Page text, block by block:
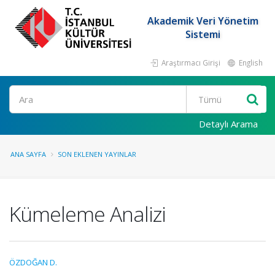
Akademik Veri Yönetim
Sistemi
Araştırmacı Girişi English
Ara
Detaylı Arama
ANA SAYFA SON EKLENEN YAYINLAR
Kümeleme Analizi
ÖZDOĞAN D.